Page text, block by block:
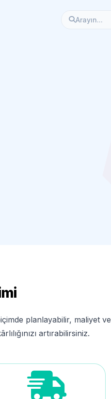
Arayın...
planlayabilir, maliyet ve
artırabilirsiniz.